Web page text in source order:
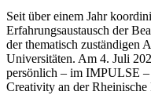
Seit über einem Jahr
Erfahrungsaustausch der
der thematisch zuständigen
Universitäten. Am 4. Juli
persönlich – im IMPULSE
Creativity an der